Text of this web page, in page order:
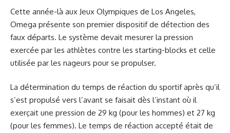
Cette année-là aux Jeux Olympiques de Los Angeles,
Omega présente son premier dispositif de détection des
faux départs. Le système devait mesurer la pression
exercée par les athlètes contre les starting-blocks et celle
utilisée par les nageurs pour se propulser.
La détermination du temps de réaction du sportif après qu’il
s’est propulsé vers l’avant se faisait dès l’instant où il
exerçait une pression de 29 kg (pour les hommes) et 27 kg
(pour les femmes). Le temps de réaction accepté était de